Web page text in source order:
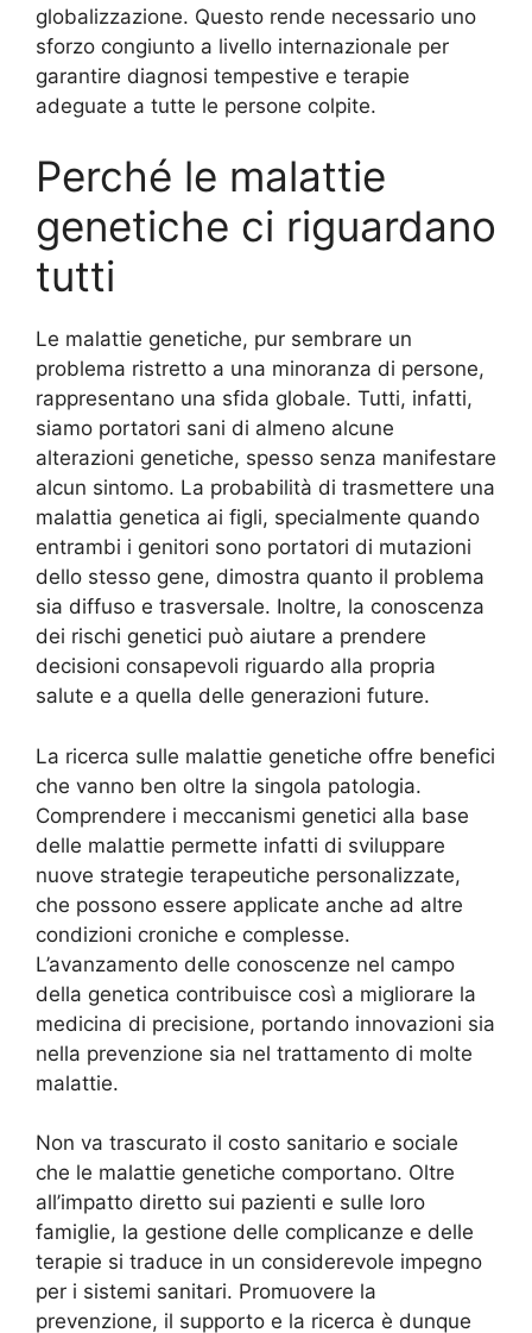
globalizzazione. Questo rende necessario uno
sforzo congiunto a livello internazionale per
garantire diagnosi tempestive e terapie
adeguate a tutte le persone colpite.
Perché le malattie
genetiche ci riguardano
tutti
Le malattie genetiche, pur sembrare un
problema ristretto a una minoranza di persone,
rappresentano una sfida globale. Tutti, infatti,
siamo portatori sani di almeno alcune
alterazioni genetiche, spesso senza manifestare
alcun sintomo. La probabilità di trasmettere una
malattia genetica ai figli, specialmente quando
entrambi i genitori sono portatori di mutazioni
dello stesso gene, dimostra quanto il problema
sia diffuso e trasversale. Inoltre, la conoscenza
dei rischi genetici può aiutare a prendere
decisioni consapevoli riguardo alla propria
salute e a quella delle generazioni future.
La ricerca sulle malattie genetiche offre benefici
che vanno ben oltre la singola patologia.
Comprendere i meccanismi genetici alla base
delle malattie permette infatti di sviluppare
nuove strategie terapeutiche personalizzate,
che possono essere applicate anche ad altre
condizioni croniche e complesse.
L’avanzamento delle conoscenze nel campo
della genetica contribuisce così a migliorare la
medicina di precisione, portando innovazioni sia
nella prevenzione sia nel trattamento di molte
malattie.
Non va trascurato il costo sanitario e sociale
che le malattie genetiche comportano. Oltre
all’impatto diretto sui pazienti e sulle loro
famiglie, la gestione delle complicanze e delle
terapie si traduce in un considerevole impegno
per i sistemi sanitari. Promuovere la
prevenzione, il supporto e la ricerca è dunque